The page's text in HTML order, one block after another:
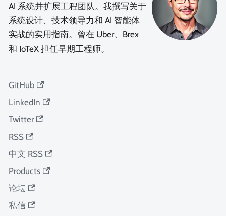
AI 系统并扩展工程团队。我撰写关于
系统设计、技术领导力和 AI 智能体
实战的实用指南。曾在 Uber、Brex
和 IoTeX 担任早期工程师。
GitHub
LinkedIn
Twitter
RSS
中文 RSS
Products
论坛
私信